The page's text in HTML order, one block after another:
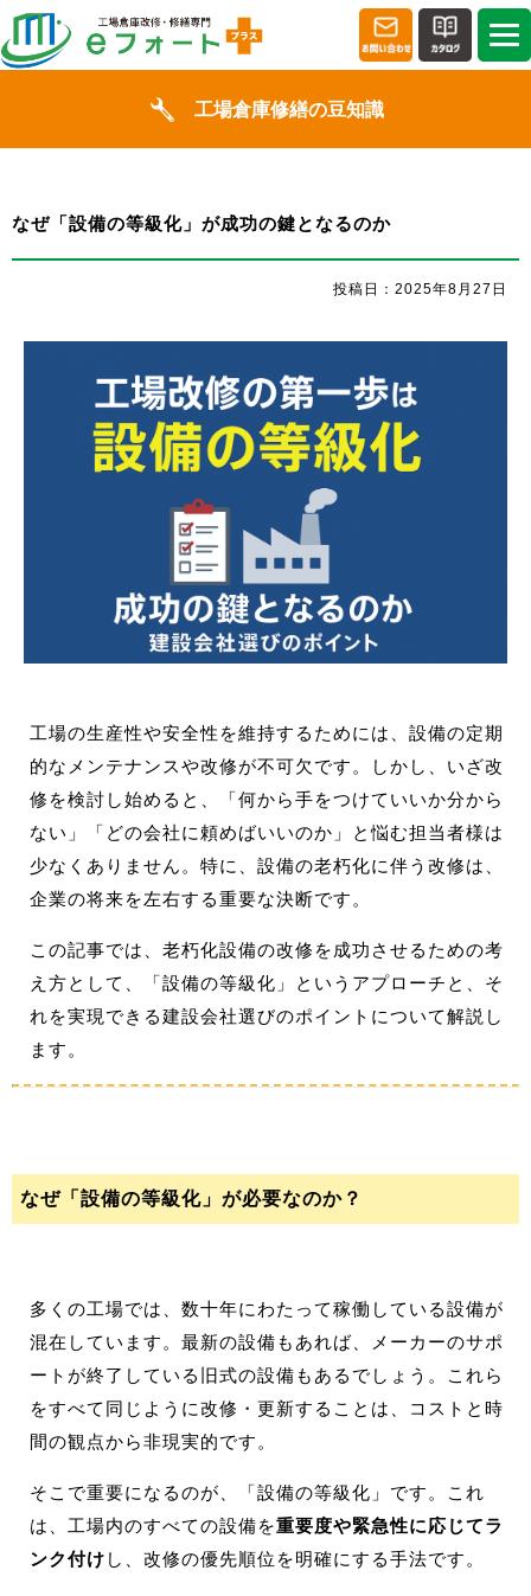
工場倉庫修繕の豆知識
なぜ「設備の等級化」が成功の鍵となるのか
投稿日：2025年8月27日
工場の生産性や安全性を維持するためには、設備の定期
的なメンテナンスや改修が不可欠です。しかし、いざ改
修を検討し始めると、「何から手をつけていいか分から
ない」「どの会社に頼めばいいのか」と悩む担当者様は
少なくありません。特に、設備の老朽化に伴う改修は、
企業の将来を左右する重要な決断です。
この記事では、老朽化設備の改修を成功させるための考
え方として、「設備の等級化」というアプローチと、そ
れを実現できる建設会社選びのポイントについて解説し
ます。
なぜ「設備の等級化」が必要なのか？
多くの工場では、数十年にわたって稼働している設備が
混在しています。最新の設備もあれば、メーカーのサポ
ートが終了している旧式の設備もあるでしょう。これら
をすべて同じように改修・更新することは、コストと時
間の観点から非現実的です。
そこで重要になるのが、「設備の等級化」です。これ
は、工場内のすべての設備を重要度や緊急性に応じてラ
ンク付け し、改修の優先順位を明確にする手法です。